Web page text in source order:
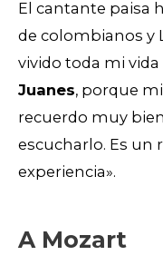
El cantante paisa
de colombianos y
vivido toda mi vida
Juanes, porque
recuerdo muy
escucharlo. Es un
experiencia».
A Mozart